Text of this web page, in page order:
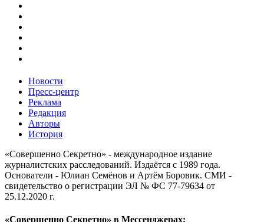
Новости
Пресс-центр
Реклама
Редакция
Авторы
История
«Совершенно Секретно» - международное издание
журналистских расследований. Издаётся с 1989 года.
Основатели - Юлиан Семёнов и Артём Боровик. CМИ -
свидетельство о регистрации ЭЛ № ФС 77-79634 от
25.12.2020 г.
«Совершенно Секретно» в Мессенджерах: